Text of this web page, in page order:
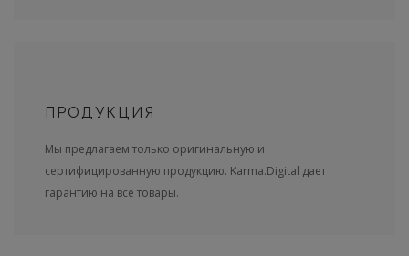
ПРОДУКЦИЯ
Мы предлагаем только оригинальную и
сертифицированную продукцию. Karma.Digital дает
гарантию на все товары.